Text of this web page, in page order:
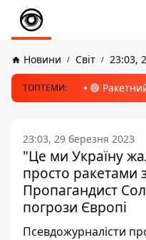
Новини Світ 23:03,
ТОПТЕМИ: 🔴
23:03, 29 березня 2023
"Це ми Україну
просто
Пропагандист
погрози Європі
Псевдожурналісти